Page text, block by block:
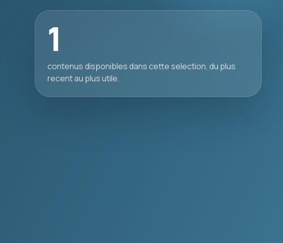
1
contenus disponibles dans cette selection, du plus
recent au plus utile.